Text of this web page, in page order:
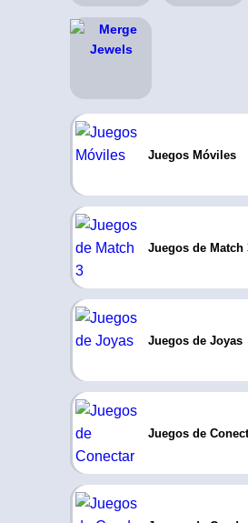
Juegos Móviles
Juegos de Match
Juegos de Joyas
Juegos de